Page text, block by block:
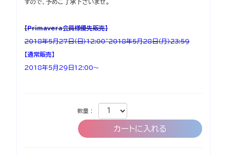
すので、予めご了承下さいませ。
【Primavera会員様優先販売】
2018年5月27日（日）12:00~2018年5月28日（月）23:59
【通常販売】
2018年5月29日12:00～
数量 :